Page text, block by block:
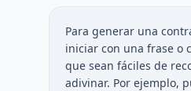
Para generar una
iniciar con una frase o
que sean fáciles de
adivinar. Por ejemplo,